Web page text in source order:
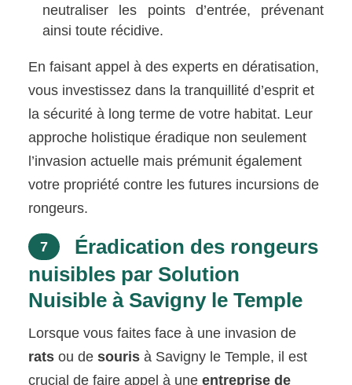
neutraliser les points d’entrée, prévenant
ainsi toute récidive.
En faisant appel à des experts en dératisation,
vous investissez dans la tranquillité d’esprit et
la sécurité à long terme de votre habitat. Leur
approche holistique éradique non seulement
l’invasion actuelle mais prémunit également
votre propriété contre les futures incursions de
rongeurs.
7
Éradication des rongeurs
nuisibles par Solution
Nuisible à Savigny le Temple
Lorsque vous faites face à une invasion de
rats ou desouris à Savigny le Temple, il est
crucial de faire appel à uneentreprise de